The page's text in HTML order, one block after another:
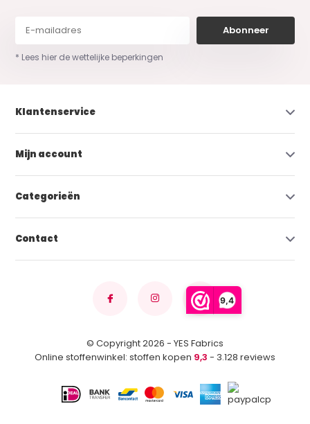
9,4
Abonneer
* Lees hier de wettelijke beperkingen
Klantenservice
Mijn account
Categorieën
Contact
© Copyright 2026 - YES Fabrics
Online stoffenwinkel: stoffen kopen 9,3 - 3.128 reviews